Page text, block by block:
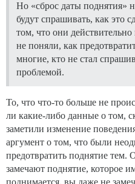
Но «сброс даты поднятия»
будут спрашивать, как это
том, что они
не поняли, как
многие, кто не стал
проблемой.
То, что что-то больше не
ли какие-либо данные о том,
заметили изменение
аргумент о том, что были
предотвратить поднятие тем.
замечают поднятие, которое